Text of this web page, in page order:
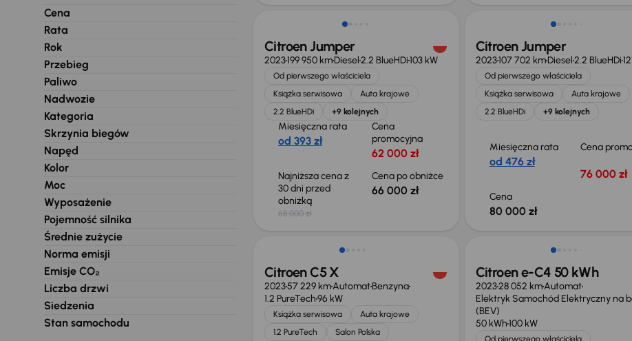
Cena
Rata
Rok
Przebieg
Paliwo
Nadwozie
Kategoria
Skrzynia biegów
Napęd
Kolor
Moc
Wyposażenie
Pojemność silnika
Średnie zużycie
Norma emisji
Emisje CO₂
Liczba drzwi
Siedzenia
Stan samochodu
Citroen Jumper
2023199 950 kmDiesel2.2 BlueHDi103 kW
Od pierwszego właściciela
Książka serwisowa
Auta krajowe
2.2 BlueHDi
+9 kolejnych
Miesięczna rata
od 393 zł
Cena
promocyjna
62 000 zł
Najniższa cena z
30 dni przed
obniżką
68 000 zł
Cena po obniżce
66 000 zł
Citroen Jumper
2023107 702 kmDiesel2.2 BlueHDi
Od pierwszego właściciela
Książka serwisowa
Auta krajowe
2.2 BlueHDi
+9 kolejnych
Miesięczna rata
od 476 zł
Cena
76 000 zł
Cena
80 000 zł
Możliwość odliczenia VAT
Citroen C5 X
202357 229 kmAutomatBenzyna
1.2 PureTech96 kW
Książka serwisowa
Auta krajowe
1.2 PureTech
Salon Polska
Taniej o 1 500 zł
Citroen e-C4 50 kWh
202328 052 kmAutomat
Elektryk Samochód Elektryczny na
(BEV)
50 kWh100 kW
Od pierwszego właściciela